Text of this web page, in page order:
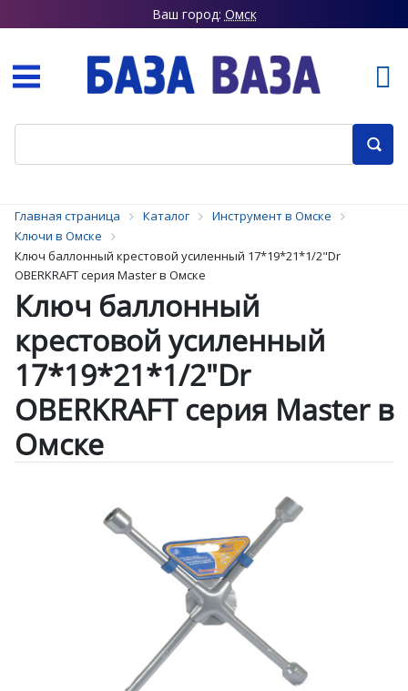
Ваш город: Омск
Главная страница Каталог
Инструмент в Омске
Ключи в Омске
Ключ баллонный крестовой усиленный 17*19*21*1/2"Dr
OBERKRAFT серия Master в Омске
Ключ баллонный
крестовой усиленный
17*19*21*1/2"Dr
OBERKRAFT серия Master в
Омске